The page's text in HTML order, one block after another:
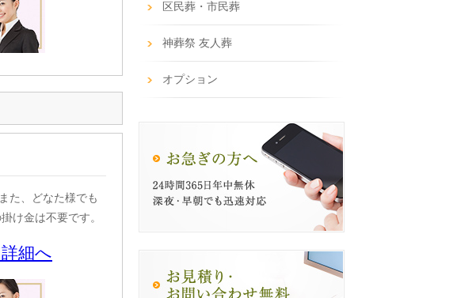
た、どなた様でも
け金は不要です。
細へ
区民葬・市民葬
神葬祭 友人葬
オプション